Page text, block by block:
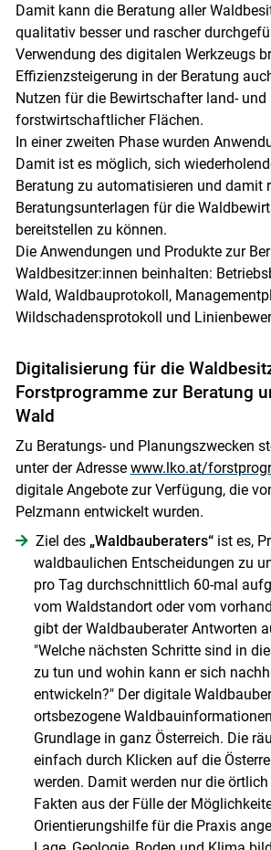
Damit kann die Beratung aller
qualitativ besser und rascher
Verwendung des digitalen Werkzeugs
Effizienzsteigerung in der Beratung
Nutzen für die Bewirtschafter land- und
forstwirtschaftlicher Flächen.
In einer zweiten Phase wurden
Damit ist es möglich, sich
Beratung zu automatisieren und damit
Beratungsunterlagen für die
bereitstellen zu können.
Die Anwendungen und Produkte zur
Waldbesitzer:innen beinhalten:
Wald, Waldbauprotokoll,
Wildschadensprotokoll und
Digitalisierung für die
Forstprogramme zur Beratung
Wald
Zu Beratungs- und Planungszwecken
unter der Adresse www.lko.at/
digitale Angebote zur Verfügung, die
Pelzmann entwickelt wurden.
Ziel des „Waldbauberaters“ist es,
waldbaulichen Entscheidungen zu
pro Tag durchschnittlich 60-mal
vom Waldstandort oder vom
gibt der Waldbauberater Antworten
"Welche nächsten Schritte sind in
zu tun und wohin kann er sich
entwickeln?" Der digitale
ortsbezogene
Grundlage in ganz Österreich. Die
einfach durch Klicken auf die
werden. Damit werden nur die
Fakten aus der Fülle der
Orientierungshilfe für die Praxis